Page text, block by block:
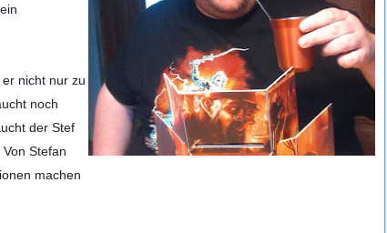
nicht nur zu
noch
der Stef
Stefan
machen